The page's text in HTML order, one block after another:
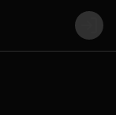
Login